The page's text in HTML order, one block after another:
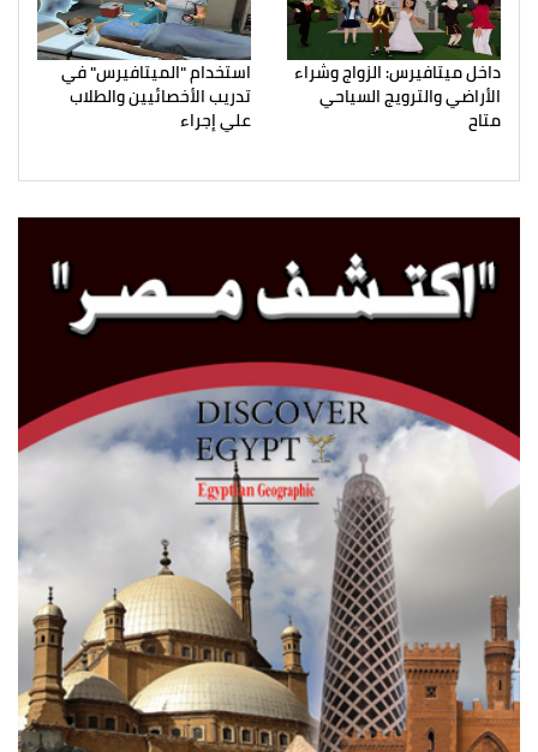
داخل ميتافيرس: الزواج وشراء
الأراضي والترويج السياحي
متاح
استخدام "الميتافيرس" في
تدريب الأخصائيين والطلاب
علي إجراء